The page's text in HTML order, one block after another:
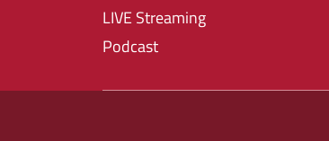
LIVE Streaming
Podcast